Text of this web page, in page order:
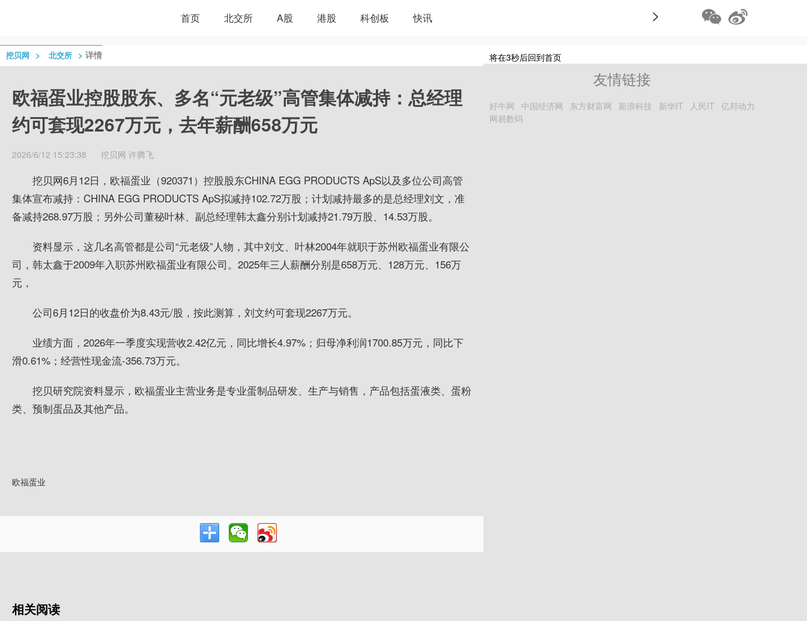
首页 北交所 A股 港股 科创板 快讯 >
挖贝网 > 北交所 > 详情
欧福蛋业控股股东、多名“元老级”高管集体减持：总经理
约可套现2267万元，去年薪酬658万元
2026/6/12 15:23:38 挖贝网 许腾飞
挖贝网6月12日，欧福蛋业（920371）控股股东CHINA EGG PRODUCTS ApS以及多位公司高管
集体宣布减持：CHINA EGG PRODUCTS ApS拟减持102.72万股；计划减持最多的是总经理刘文，准
备减持268.97万股；另外公司董秘叶林、副总经理韩太鑫分别计划减持21.79万股、14.53万股。
资料显示，这几名高管都是公司“元老级”人物，其中刘文、叶林2004年就职于苏州欧福蛋业有限公
司，韩太鑫于2009年入职苏州欧福蛋业有限公司。2025年三人薪酬分别是658万元、128万元、156万
元，
公司6月12日的收盘价为8.43元/股，按此测算，刘文约可套现2267万元。
业绩方面，2026年一季度实现营收2.42亿元，同比增长4.97%；归母净利润1700.85万元，同比下
滑0.61%；经营性现金流-356.73万元。
挖贝研究院资料显示，欧福蛋业主营业务是专业蛋制品研发、生产与销售，产品包括蛋液类、蛋粉
类、预制蛋品及其他产品。
欧福蛋业
相关阅读
将在3秒后回到首页
友情链接
好牛网 中国经济网 东方财富网 新浪科技 新华IT 人民IT 亿邦动力
网易数码